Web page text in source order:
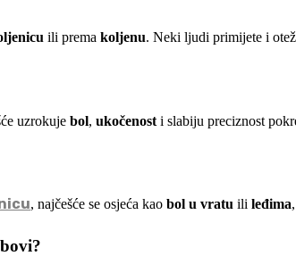
ili prema koljenu. Neki ljudi primijete i
uzrokuje bol, ukočenost i slabiju preciznost
, najčešće se osjeća kao bol u vratu ili leđima